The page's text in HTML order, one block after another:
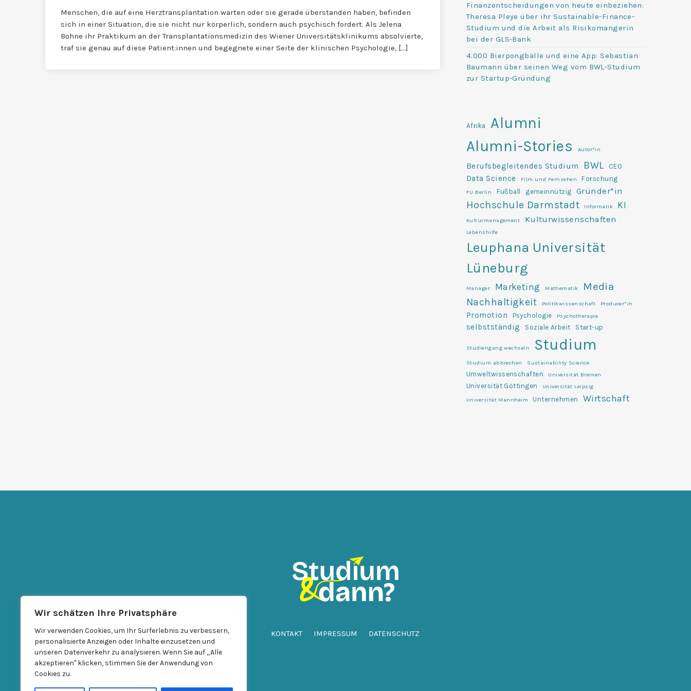
Wir schätzen Ihre Privatsphäre
Wir verwenden Cookies, um Ihr Surferlebnis zu verbessern,
personalisierte Anzeigen oder Inhalte einzusetzen und
unseren Datenverkehr zu analysieren. Wenn Sie auf „Alle
akzeptieren" klicken, stimmen Sie der Anwendung von
Cookies zu.
Menschen, die auf eine Herztransplantation warten oder sie gerade überstanden haben, befinden
sich in einer Situation, die sie nicht nur körperlich, sondern auch psychisch fordert. Als Jelena
Bohne ihr Praktikum an der Transplantationsmedizin des Wiener Universitätsklinikums absolvierte,
traf sie genau auf diese Patient:innen und begegnete einer Seite der klinischen Psychologie, […]
Finanzentscheidungen von heute einbeziehen:
Theresa Pleye über ihr Sustainable-Finance-
Studium und die Arbeit als Risikomangerin
bei der GLS-Bank
4.000 Bierpongbälle und eine App: Sebastian
Baumann über seinen Weg vom BWL-Studium
zur Startup-Gründung
Afrika
Alumni
Alumni-Stories
Autor*in
Berufsbegleitendes Studium BWL CEO
Data Science Film und Fernsehen Forschung
FU Berlin Fußball gemeinnützig Gründer*in
Hochschule Darmstadt Informatik KI
Kulturmanagement Kulturwissenschaften
Lebenshilfe
Leuphana Universität
Lüneburg
Manager Marketing Mathematik Media
Nachhaltigkeit Politikwissenschaft Producer*in
Promotion Psychologie Psychotherapie
selbstständig Soziale Arbeit Start-up
Studiengang wechseln Studium
Studium abbrechen Sustainability Science
Umweltwissenschaften Universität Bremen
Universität Göttingen
Universität Leipzig
Universität Mannheim
Unternehmen Wirtschaft
KONTAKT IMPRESSUM DATENSCHUTZ